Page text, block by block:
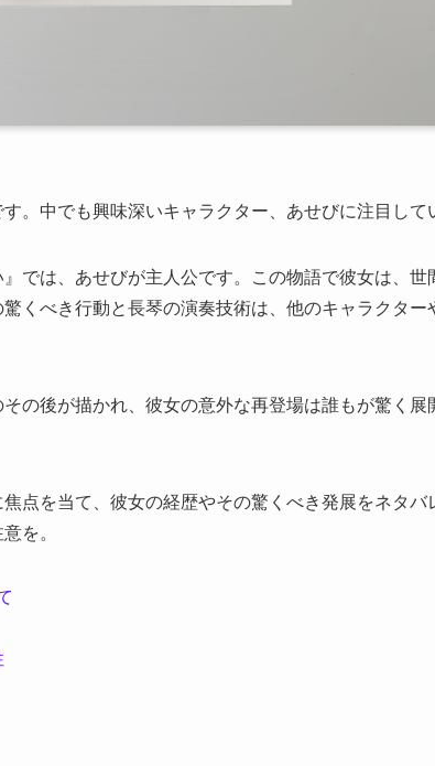
。中でも興味深いキャラクター、あせびに注目して
では、あせびが主人公です。この物語で彼女は、世
くべき行動と長琴の演奏技術は、他のキャラクター
の後が描かれ、彼女の意外な再登場は誰もが驚く展
点を当て、彼女の経歴やその驚くべき発展をネタバ
を。